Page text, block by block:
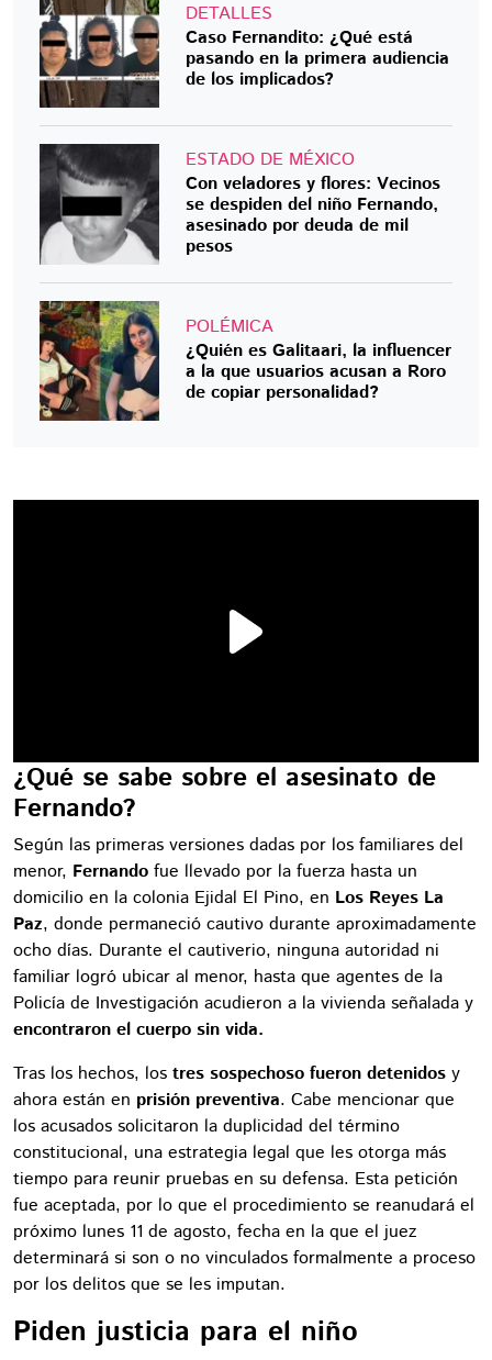
DETALLES
Caso Fernandito: ¿Qué está
pasando en la primera audiencia
de los implicados?
ESTADO DE MÉXICO
Con veladores y flores: Vecinos
se despiden del niño Fernando,
asesinado por deuda de mil
pesos
POLÉMICA
¿Quién es Galitaari, la influencer
a la que usuarios acusan a Roro
de copiar personalidad?
¿Qué se sabe sobre el asesinato de
Fernando?
Según las primeras versiones dadas por los familiares del
menor, Fernando fue llevado por la fuerza hasta un
domicilio en la colonia Ejidal El Pino, en Los Reyes La
Paz, donde permaneció cautivo durante aproximadamente
ocho días. Durante el cautiverio, ninguna autoridad ni
familiar logró ubicar al menor, hasta que agentes de la
Policía de Investigación acudieron a la vivienda señalada y
encontraron el cuerpo sin vida.
Tras los hechos, los tres sospechoso fueron detenidos y
ahora están en prisión preventiva. Cabe mencionar que
los acusados solicitaron la duplicidad del término
constitucional, una estrategia legal que les otorga más
tiempo para reunir pruebas en su defensa. Esta petición
fue aceptada, por lo que el procedimiento se reanudará el
próximo lunes 11 de agosto, fecha en la que el juez
determinará si son o no vinculados formalmente a proceso
por los delitos que se les imputan.
Piden justicia para el niño